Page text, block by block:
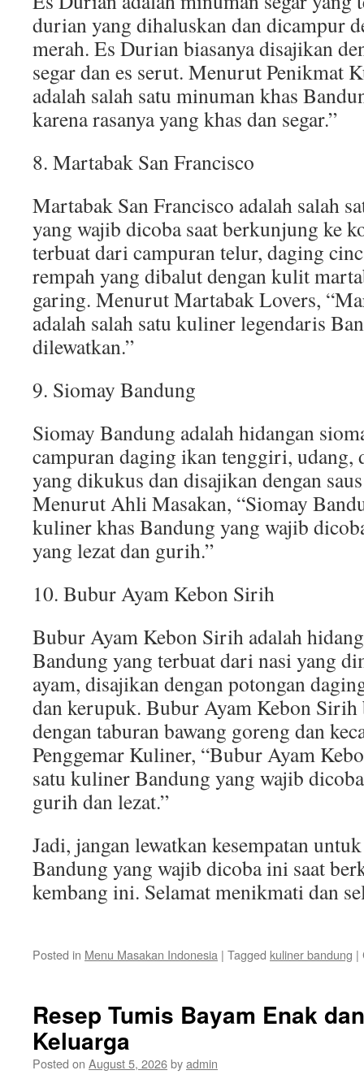
durian yang dihaluskan dan dicampur
merah. Es Durian biasanya disajikan
segar dan es serut. Menurut Penikmat
adalah salah satu minuman khas
karena rasanya yang khas dan segar.”
8. Martabak San Francisco
Martabak San Francisco adalah salah
yang wajib dicoba saat berkunjung ke
terbuat dari campuran telur, daging
rempah yang dibalut dengan kulit
garing. Menurut Martabak Lovers,
adalah salah satu kuliner legendaris
dilewatkan.”
9. Siomay Bandung
Siomay Bandung adalah hidangan
campuran daging ikan tenggiri, udang,
yang dikukus dan disajikan dengan
Menurut Ahli Masakan, “Siomay
kuliner khas Bandung yang wajib
yang lezat dan gurih.”
10. Bubur Ayam Kebon Sirih
Bubur Ayam Kebon Sirih adalah
Bandung yang terbuat dari nasi yang
ayam, disajikan dengan potongan
dan kerupuk. Bubur Ayam Kebon Sirih
dengan taburan bawang goreng dan
Penggemar Kuliner, “Bubur Ayam
satu kuliner Bandung yang wajib
gurih dan lezat.”
Jadi, jangan lewatkan kesempatan
Bandung yang wajib dicoba ini saat
kembang ini. Selamat menikmati dan
Posted in Menu Masakan Indonesia | Tagged kuliner bandung |
Resep Tumis Bayam Enak
Keluarga
Posted on August 5, 2026byadmin